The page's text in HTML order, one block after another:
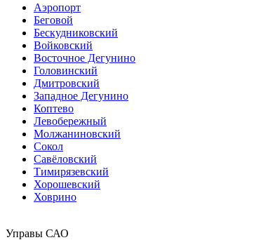
Аэропорт
Беговой
Бескудниковский
Войковский
Восточное Дегунино
Головинский
Дмитровский
Западное Дегунино
Коптево
Левобережный
Молжаниновский
Сокол
Савёловский
Тимирязевский
Хорошевский
Ховрино
Управы САО